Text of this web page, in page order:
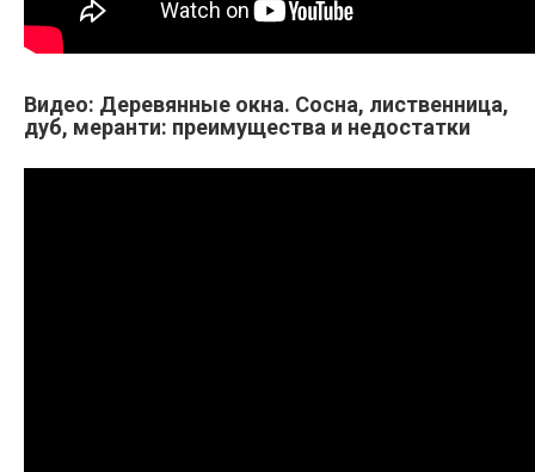
Видео: Деревянные окна. Сосна, лиственница,
дуб, меранти: преимущества и недостатки